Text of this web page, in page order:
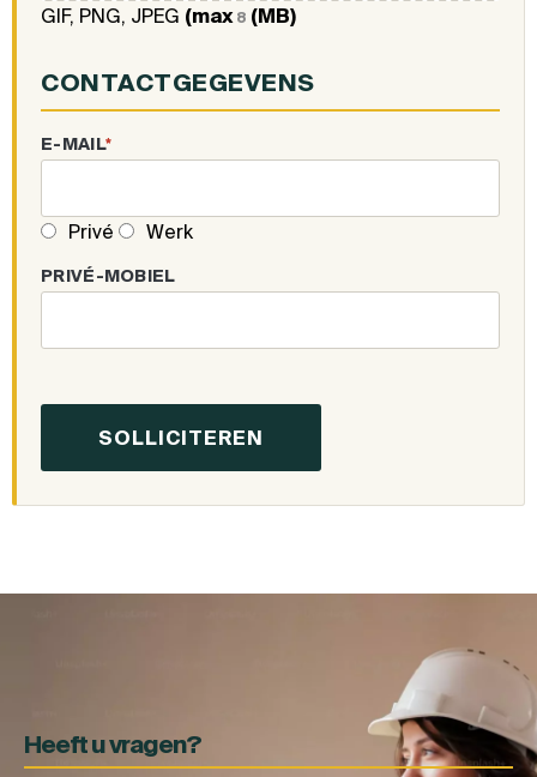
GIF, PNG, JPEG (max 8 (MB)
CONTACTGEGEVENS
E-MAIL*
Privé Werk
PRIVÉ-MOBIEL
Heeft u vragen?